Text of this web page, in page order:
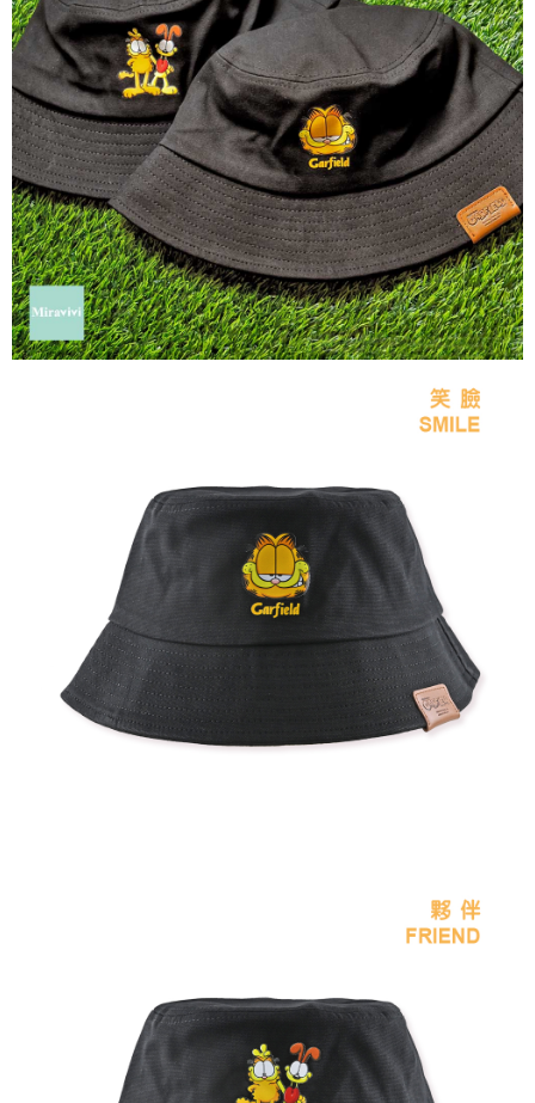
※ 請注意：結帳手續完成當下不需立刻繳費，但若您需要取消訂單，請聯絡
購買商品的店家。未經商家同意取消之訂單仍視為有效，需透過AFTEE先享
後付繳納相關費用。
※ 交易是否成功請以「AFTEE先享後付 」之結帳頁面顯示為準，若有關於
是否繳費成功／繳費後需取消欲退款等相關疑問，請聯繫「AFTEE先享後付
客戶支援中心」https://netprotections.freshdesk.com/support/home
【注意事項】
１．透過由恩沛科技股份有限公司提供之「AFTEE先享後付」服務完成之交
易，需依本服務之必要範圍內提供個人資料，並將交易相關給付款項請求債
權轉讓予恩沛科技股份有限公司。
２．關於個人資料處理事宜，請瀏覽以下網址：
https://aftee.tw/terms/#terms3
３．未成年的使用者請事先徵得法定代理人或監護人之同意方可使用
「AFTEE先享後付」，若未經同意申辦者引起之損失，本公司不負相關責
任。
時審查核予不同之上限額度；若仍有額度不足之情形，本公司將視審查結果
５．嚴禁一人註冊多個帳號或使用他人資訊註冊。若發現惡意使用之情形，
7-11付款取貨
每筆NT$60，滿NT$499(含以上)免運費
付款後7-11取貨
每筆NT$60，滿NT$499(含以上)免運費
宅配
每筆NT$120，滿NT$499(含以上)免運費
海外宅配 查看運費